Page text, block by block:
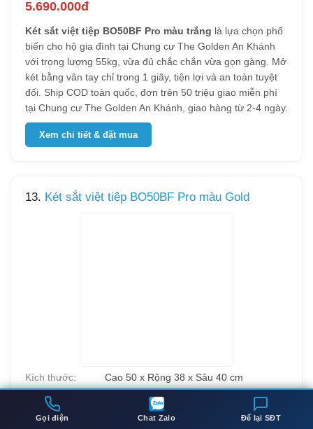
Gọi điện Chat Zalo Để lại SĐT
5.690.000đ
Két sắt việt tiệp BO50BF Pro màu trắng là lựa chọn phổ
biến cho hộ gia đình tại Chung cư The Golden An Khánh
với trọng lượng 55kg, vừa đủ chắc chắn vừa gọn gàng. Mở
két bằng vân tay chỉ trong 1 giây, tiện lợi và an toàn tuyệt
đối. Ship COD toàn quốc, đơn trên 50 triệu giao miễn phí
tại Chung cư The Golden An Khánh, giao hàng từ 2-4 ngày.
Xem chi tiết & đặt mua
13. Két sắt việt tiệp BO50BF Pro màu Gold
Kích thước:
Cao 50 x Rộng 38 x Sâu 40 cm
Trọng lượng:
Cấu tạo:
Thép nguyên khối chống cháy, sơn 3 lớp